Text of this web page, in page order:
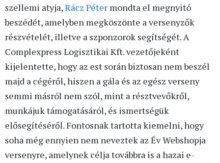
szellemi atyja,Rácz Péter mondta el megnyitó
beszédét, amelyben megköszönte a versenyzők
részvételét, illetve a szponzorok segítségét. A
Complexpress Logisztikai Kft. vezetőjeként
kijelentette, hogy az est során biztosan nem beszél
majd a cégéről, hiszen a gála és az egész verseny
semmi másról nem szól, mint a résztvevőkről,
munkájuk támogatásáról, és ismertségük
elősegítéséről. Fontosnak tartotta kiemelni, hogy
soha még ennyien nem neveztek az Év Webshopja
versenyre, amelynek célja továbbra is a hazai e-